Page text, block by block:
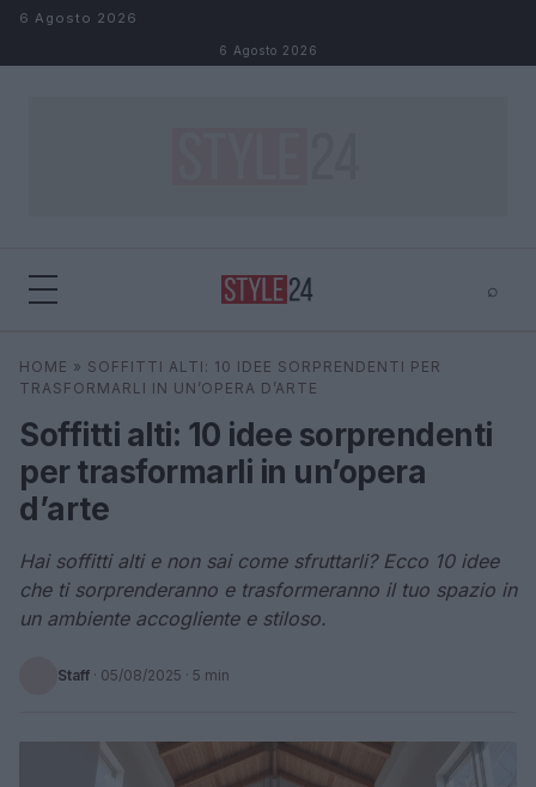
Salta al contenuto
6 Agosto 2026
6 Agosto 2026
⌕
Cerca
HOME » SOFFITTI ALTI: 10 IDEE SORPRENDENTI PER
TRASFORMARLI IN UN’OPERA D’ARTE
Soffitti alti: 10 idee sorprendenti
per trasformarli in un’opera
d’arte
Hai soffitti alti e non sai come sfruttarli? Ecco 10 idee
che ti sorprenderanno e trasformeranno il tuo spazio in
un ambiente accogliente e stiloso.
Staff · 05/08/2025 · 5 min